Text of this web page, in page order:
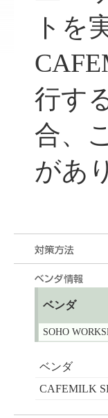
トを
行す
合、
があ
ベンダ
SOHO
ベンダ
CAFEMILK